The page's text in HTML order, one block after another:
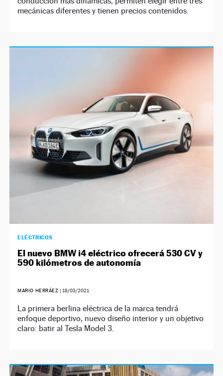
mecánicas diferentes y tienen precios contenidos.
ELÉCTRICOS
El nuevo BMW i4 eléctrico ofrecerá 530 CV y
590 kilómetros de autonomía
MARIO HERRÁEZ | 18/03/2021
La primera berlina eléctrica de la marca tendrá
enfoque deportivo, nuevo diseño interior y un objetivo
claro: batir al Tesla Model 3.